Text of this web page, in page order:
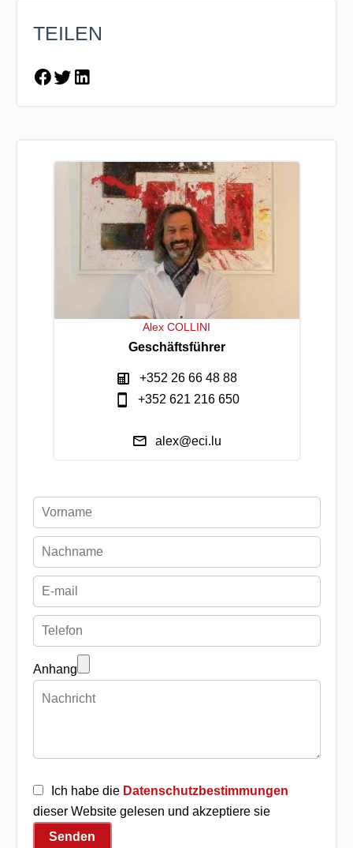
TEILEN
Alex COLLINI
Geschäftsführer
+352 26 66 48 88
+352 621 216 650
alex@eci.lu
Anhang
Ich habe die Datenschutzbestimmungen
dieser Website gelesen und akzeptiere sie
Senden